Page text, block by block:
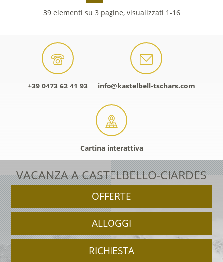
39 elementi su 3 pagine, visualizzati 1-16
+39 0473 62 41 93 info@kastelbell-tschars.com
Cartina interattiva
VACANZA A CASTELBELLO-CIARDES
OFFERTE
ALLOGGI
RICHIESTA